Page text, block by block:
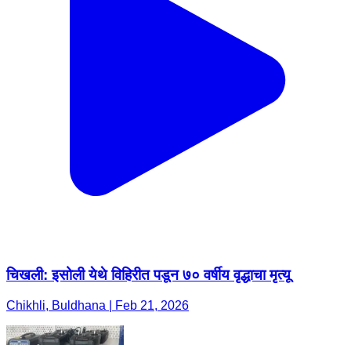
चिखली: इसोली येथे विहिरीत पडून ७० वर्षीय वृद्धाचा मृत्यू
Chikhli, Buldhana | Feb 21, 2026